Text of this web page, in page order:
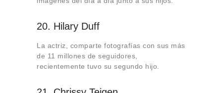
20. Hilary Duff
La actriz, comparte fotografías con sus más
de 11 millones de seguidores,
recientemente tuvo su segundo hijo.